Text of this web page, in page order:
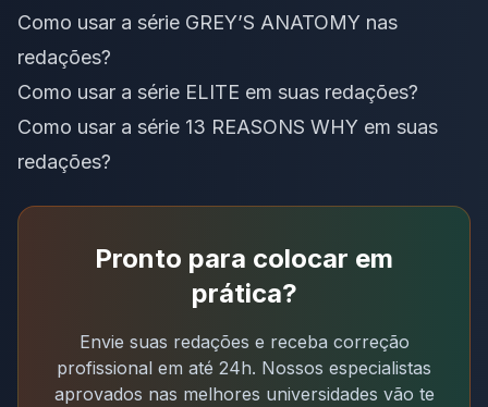
Como usar a série GREY’S ANATOMY nas
redações?
Como usar a série ELITE em suas redações?
Como usar a série 13 REASONS WHY em suas
redações?
Pronto para colocar em
prática?
Envie suas redações e receba correção
profissional em até 24h. Nossos especialistas
aprovados nas melhores universidades vão te